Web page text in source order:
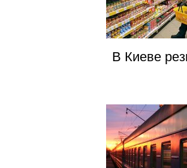
В Киеве